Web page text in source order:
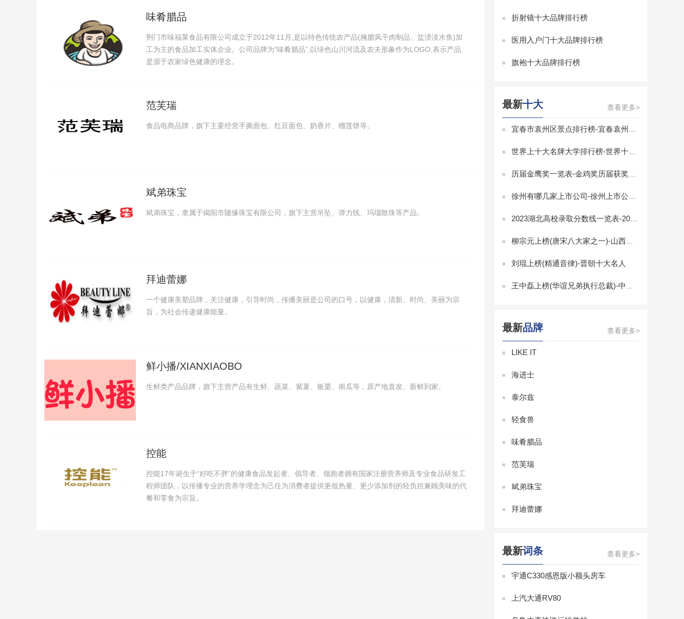
味肴腊品
荆门市味福莱食品有限公司成立于2012年11月,是以特色传统农产品(腌腊风干肉制品、盐渍淡水鱼)加
工为主的食品加工实体企业。公司品牌为“味肴腊品”,以绿色山川河流及农夫形象作为LOGO,表示产品
是源于农家绿色健康的理念。
范芙瑞
食品电商品牌，旗下主要经营手撕面包、红豆面包、奶香片、榴莲饼等。
斌弟珠宝
斌弟珠宝，隶属于揭阳市随缘珠宝有限公司，旗下主营吊坠、弹力线、玛瑙散珠等产品。
拜迪蕾娜
一个健康美塑品牌，关注健康，引导时尚，传播美丽是公司的口号，以健康，清新、时尚、美丽为宗
旨，为社会传递健康能量。
鲜小播/XIANXIAOBO
生鲜类产品品牌，旗下主营产品有生鲜、蔬菜、紫薯、板栗、南瓜等，原产地直发、新鲜到家。
控能
控能17年诞生于“好吃不胖”的健康食品发起者、倡导者、领跑者拥有国家注册营养师及专业食品研发工
程师团队，以传播专业的营养学理念为己任为消费者提供更低热量、更少添加剂的轻负担兼顾美味的代
餐和零食为宗旨。
折射镜十大品牌排行榜
医用入户门十大品牌排行榜
旗袍十大品牌排行榜
最新十大 查看更多>
宜春市袁州区景点排行榜-宜春袁州区景点排行榜前十名-袁州区有什么景点
世界上十大名牌大学排行榜-世界十大有名大学排行榜
历届金鹰奖一览表-金鸡奖历届获奖名单-金鸡奖历届最佳男女主角
徐州有哪几家上市公司-徐州上市公司排名
2023湖北高校录取分数线一览表-2023湖北省大学录取分数线排名
柳宗元上榜(唐宋八大家之一)-山西十大历史名人
刘琨上榜(精通音律)-晋朝十大名人
王中磊上榜(华谊兄弟执行总裁)-中国十大白羊座富豪
最新品牌 查看更多>
LIKE IT
海进士
泰尔兹
轻食兽
味肴腊品
范芙瑞
斌弟珠宝
拜迪蕾娜
最新词条 查看更多>
宇通C330感恩版小额头房车
上汽大通RV80